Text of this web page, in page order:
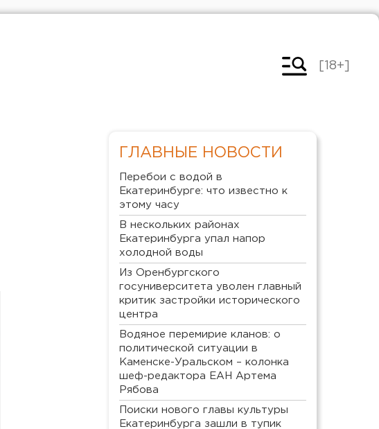
[18+]
ГЛАВНЫЕ НОВОСТИ
Перебои с водой в
Екатеринбурге: что известно к
этому часу
В нескольких районах
Екатеринбурга упал напор
холодной воды
Из Оренбургского
госуниверситета уволен главный
критик застройки исторического
центра
Водяное перемирие кланов: о
политической ситуации в
Каменске-Уральском – колонка
шеф-редактора ЕАН Артема
Рябова
Поиски нового главы культуры
Екатеринбурга зашли в тупик